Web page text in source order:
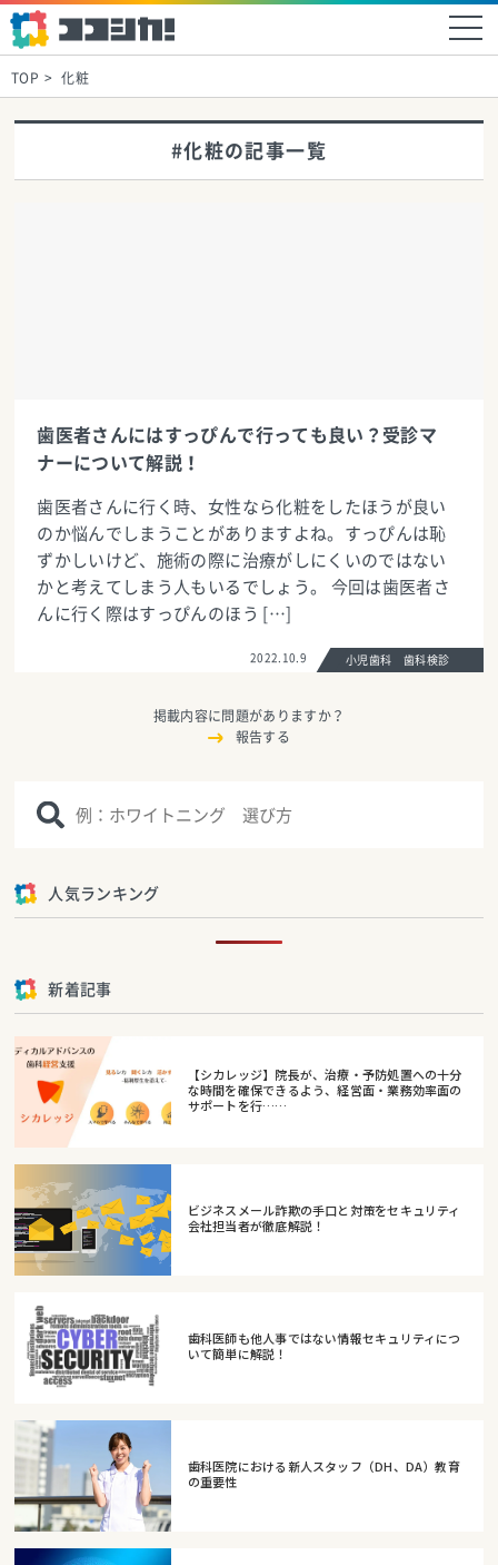
TOP 化粧
#化粧の記事一覧
歯医者さんにはすっぴんで行っても良い？受診マ
ナーについて解説！
歯医者さんに行く時、女性なら化粧をしたほうが良い
のか悩んでしまうことがありますよね。すっぴんは恥
ずかしいけど、施術の際に治療がしにくいのではない
かと考えてしまう人もいるでしょう。 今回は歯医者さ
んに行く際はすっぴんのほう […]
2022.10.9 小児歯科 歯科検診
掲載内容に問題がありますか？
報告する
人気ランキング
新着記事
【シカレッジ】院長が、治療・予防処置への十分
な時間を確保できるよう、経営面・業務効率面の
サポートを行……
ビジネスメール詐欺の手口と対策をセキュリティ
会社担当者が徹底解説！
歯科医師も他人事ではない情報セキュリティにつ
いて簡単に解説！
歯科医院における新人スタッフ（DH、DA）教育
の重要性